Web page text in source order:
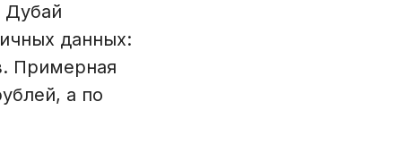
Дубай
данных:
Примерная
а по